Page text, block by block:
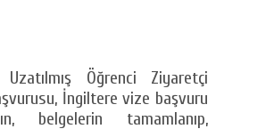
Öğrenci Ziyaretçi
İngiltere vize başvuru
belgelerin tamamlanıp,